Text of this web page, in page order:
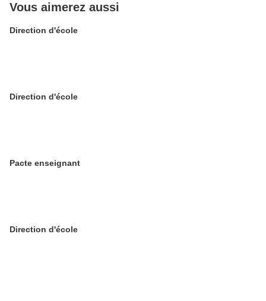
Vous aimerez aussi
Direction d'école
Direction d'école
Pacte enseignant
Direction d'école